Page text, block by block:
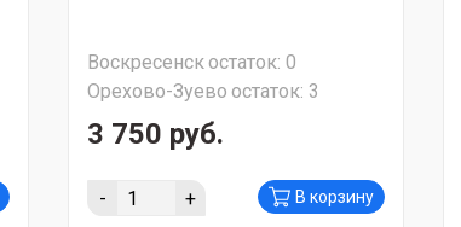
Воскресенскостаток: 0
Орехово-Зуево остаток: 3
3 750 руб.
- + В корзину